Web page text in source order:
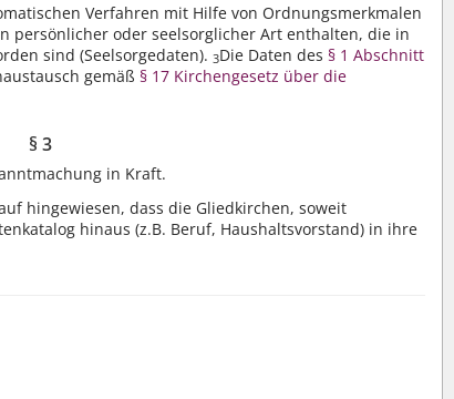
Verfahren mit Hilfe von Ordnungsmerkmalen
persönlicher oder seelsorglicher Art enthalten, die in
sind (Seelsorgedaten).3Die Daten des § 1 Abschnitt
gemäß § 17 Kirchengesetz über die
§ 3
in Kraft.
hingewiesen, dass die Gliedkirchen, soweit
hinaus (z.B. Beruf, Haushaltsvorstand) in ihre